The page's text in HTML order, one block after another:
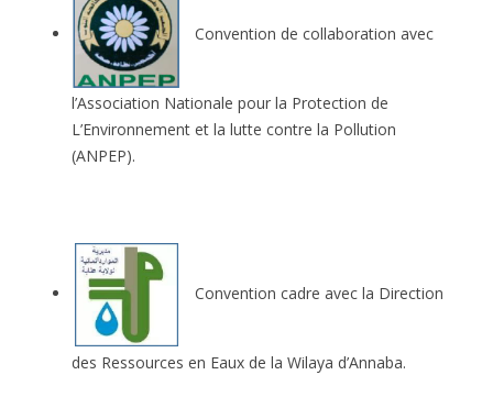
Convention de collaboration avec
l’Association Nationale pour la Protection de
L’Environnement et la lutte contre la Pollution
(ANPEP).
Convention cadre avec la Direction
des Ressources en Eaux de la Wilaya d’Annaba.